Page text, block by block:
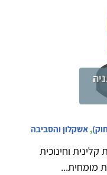
, אשקלון והסביבה
קלינית וחינוכית
מומחית...